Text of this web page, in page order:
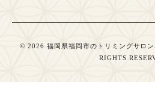
© 2026 福岡県福岡市のトリミングサロ
RIGHTS